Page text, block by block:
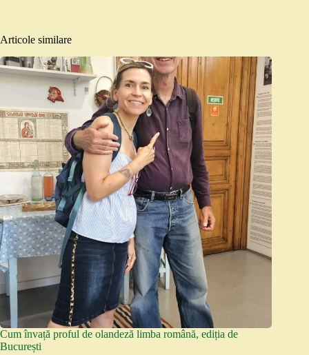
Articole similare
Cum învață proful de olandeză limba română, ediția de
București